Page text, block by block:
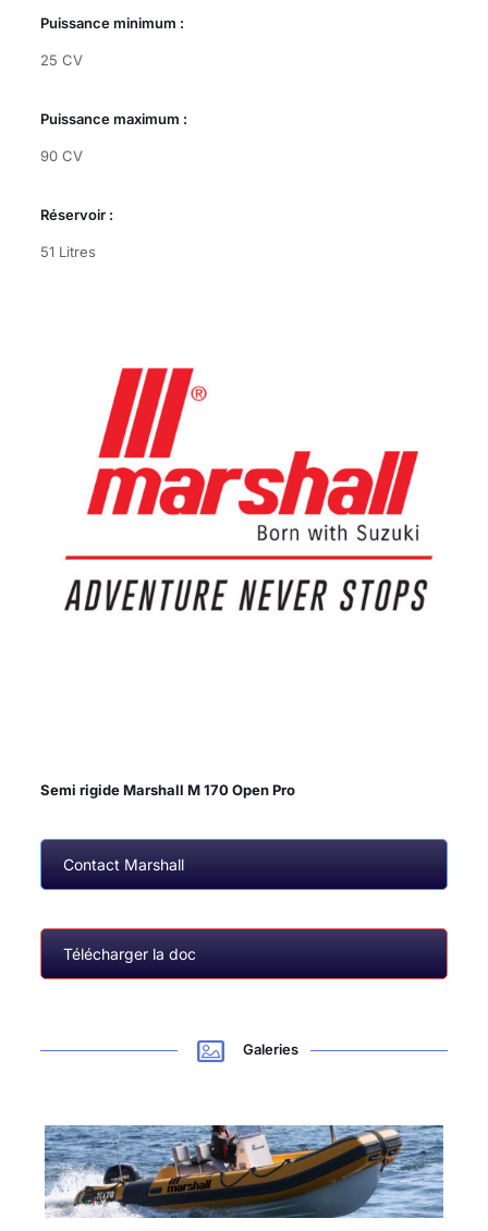
Puissance minimum :
25 CV
Puissance maximum :
90 CV
Réservoir :
51 Litres
Semi rigide Marshall M 170 Open Pro
Contact Marshall
Télécharger la doc
Galeries